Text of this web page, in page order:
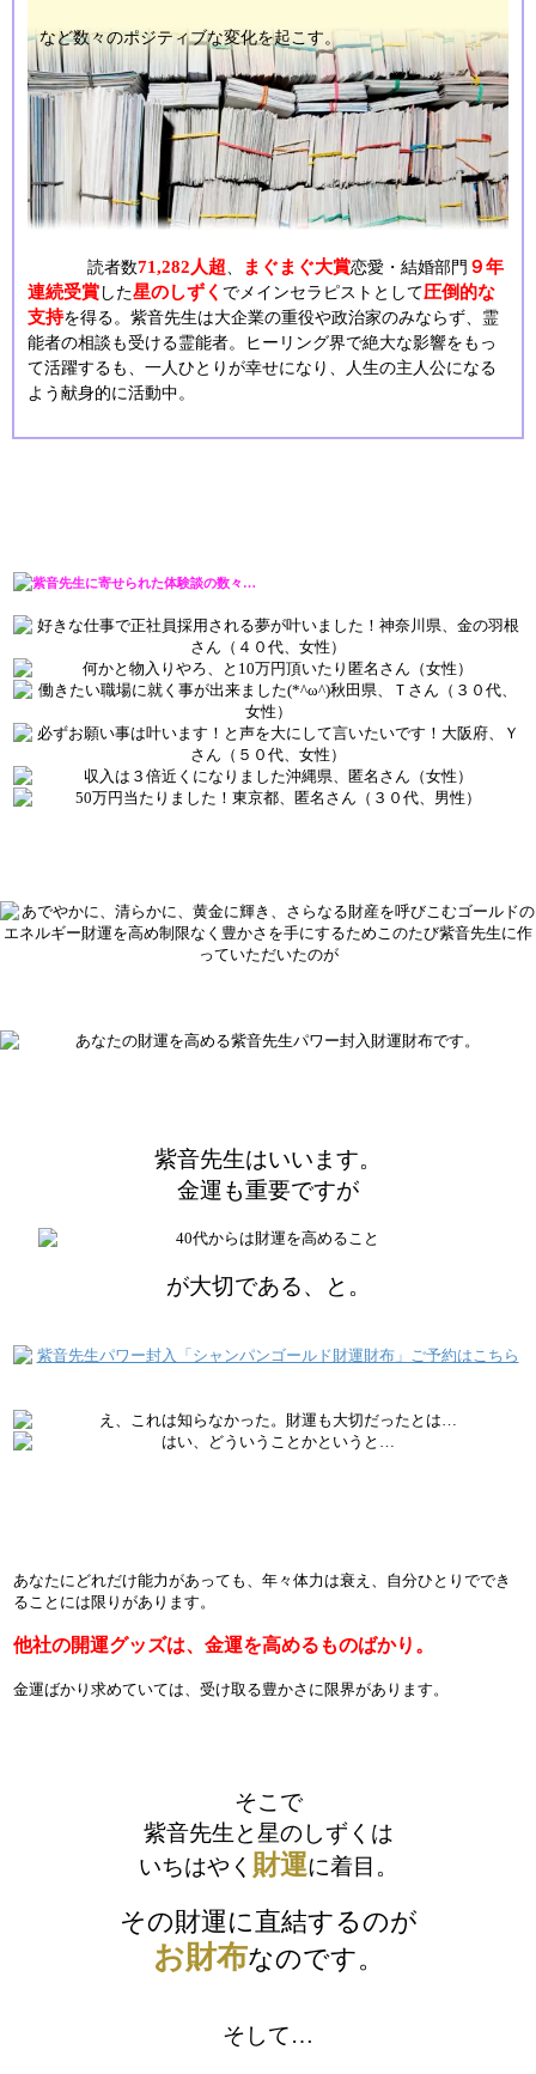
など数々のポジティブな変化を起こす。
読者数71,282人超、 まぐまぐ大賞恋愛・結婚部門 ９年
連続受賞した星のしずく でメインセラピストとして圧倒的な
支持を得る。紫音先生は大企業の重役や政治家のみならず、霊
能者の相談も受ける霊能者。ヒーリング界で絶大な影響をもっ
て活躍するも、一人ひとりが幸せになり、人生の主人公になる
よう献身的に活動中。
紫音先生はいいます。
金運も重要ですが
が大切である、と。
あなたにどれだけ能力があっても、年々体力は衰え、自分ひとりででき
ることには限りがあります。
他社の開運グッズは、金運を高めるものばかり。
金運ばかり求めていては、受け取る豊かさに限界があります。
そこで
紫音先生と星のしずくは
いちはやく 財運に着目。
その財運に直結するのが
お財布なのです。
そして…